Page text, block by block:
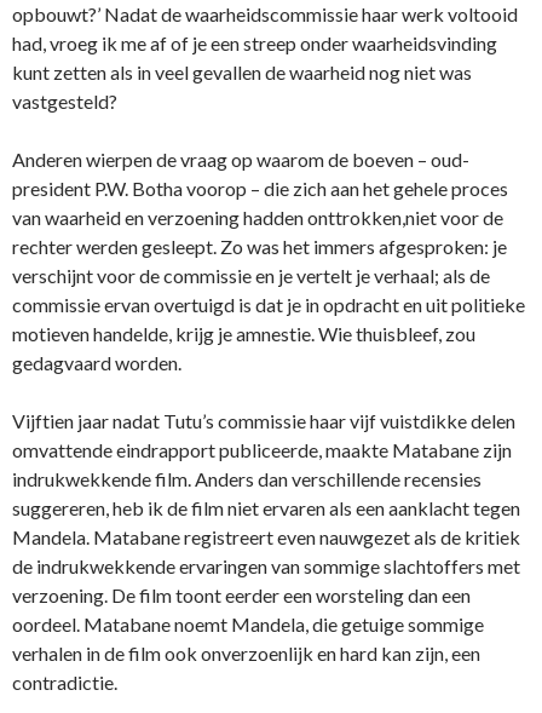
opbouwt?’ Nadat de waarheidscommissie haar werk voltooid
had, vroeg ik me af of je een streep onder waarheidsvinding
kunt zetten als in veel gevallen de waarheid nog niet was
vastgesteld?
Anderen wierpen de vraag op waarom de boeven – oud-
president P.W. Botha voorop – die zich aan het gehele proces
van waarheid en verzoening hadden onttrokken,niet voor de
rechter werden gesleept. Zo was het immers afgesproken: je
verschijnt voor de commissie en je vertelt je verhaal; als de
commissie ervan overtuigd is dat je in opdracht en uit politieke
motieven handelde, krijg je amnestie. Wie thuisbleef, zou
gedagvaard worden.
Vijftien jaar nadat Tutu’s commissie haar vijf vuistdikke delen
omvattende eindrapport publiceerde, maakte Matabane zijn
indrukwekkende film. Anders dan verschillende recensies
suggereren, heb ik de film niet ervaren als een aanklacht tegen
Mandela. Matabane registreert even nauwgezet als de kritiek
de indrukwekkende ervaringen van sommige slachtoffers met
verzoening. De film toont eerder een worsteling dan een
oordeel. Matabane noemt Mandela, die getuige sommige
verhalen in de film ook onverzoenlijk en hard kan zijn, een
contradictie.